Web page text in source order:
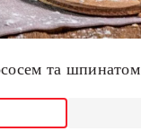
та шпинатом